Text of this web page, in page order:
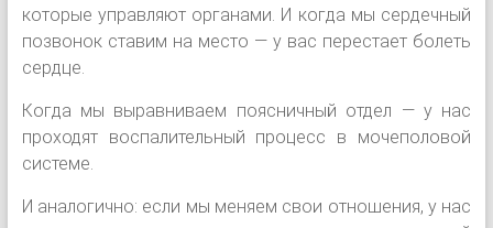
которые управляют органами. И когда мы сердечный
позвонок ставим на место — у вас перестает болеть
сердце.
Когда мы выравниваем поясничный отдел — у нас
проходят воспалительный процесс в мочеполовой
системе.
И аналогично: если мы меняем свои отношения, у нас